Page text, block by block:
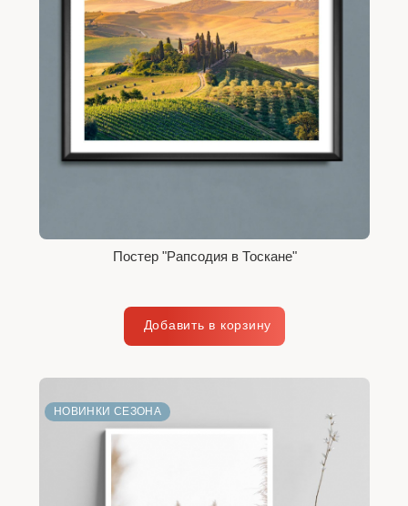
Постер "Рапсодия в Тоскане"
НОВИНКИ СЕЗОНА